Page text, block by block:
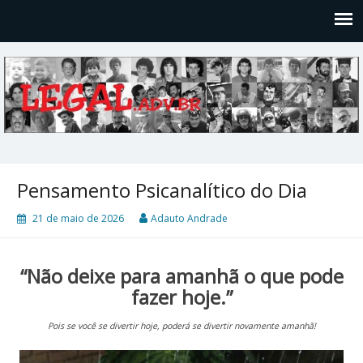
Pensamento Psicanalítico do Dia
21 de maio de 2026 Adauto Andrade
“Não deixe para amanhã o que pode
fazer hoje.”
Pois se você se divertir hoje, poderá se divertir novamente amanhã!